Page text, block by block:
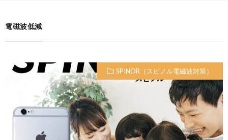
電磁波低減
SPINOR（スピノル電磁波対策）